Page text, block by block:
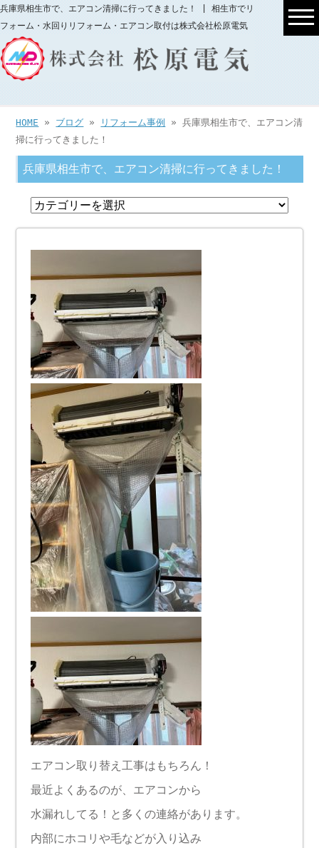
兵庫県相生市で、エアコン清掃に行ってきました！ | 相生市でリ
フォーム・水回りリフォーム・エアコン取付は株式会社松原電気
HOME » ブログ » リフォーム事例
» 兵庫県相生市で、エアコン清
掃に行ってきました！
兵庫県相生市で、エアコン清掃に行ってきました！
エアコン取り替え工事はもちろん！
最近よくあるのが、エアコンから
水漏れしてる！と多くの連絡があります。
内部にホコリや毛などが入り込み